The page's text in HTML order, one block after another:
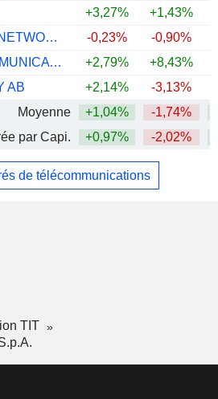
+3,27% +1,43%
CHINA UNITED NETWORK COMMUNICATIONS LIMITED
-0,23% -0,90%
CHARTER COMMUNICATIONS, INC.
+2,79% +8,43%
AB
+2,14% -3,13%
Moyenne
+1,04% -1,74%
par Capi.
+0,97% -2,02%
de télécommunications
TIT